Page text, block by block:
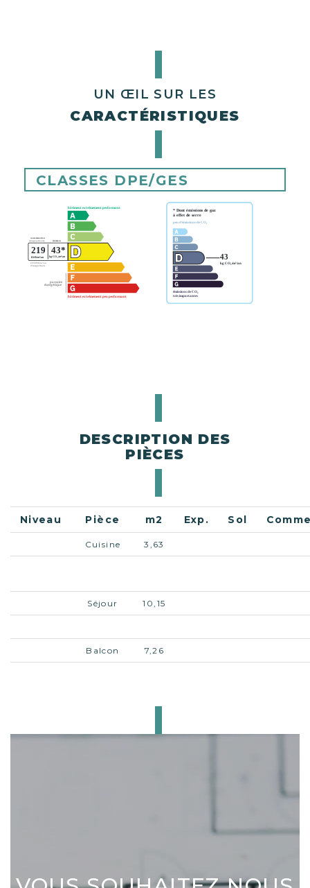
UN ŒIL SUR LES
CARACTÉRISTIQUES
CLASSES DPE/GES
DESCRIPTION DES
PIÈCES
Niveau Pièce m2 Exp. Sol
Cuisine 3,63
Séjour 10,15
Balcon 7,26